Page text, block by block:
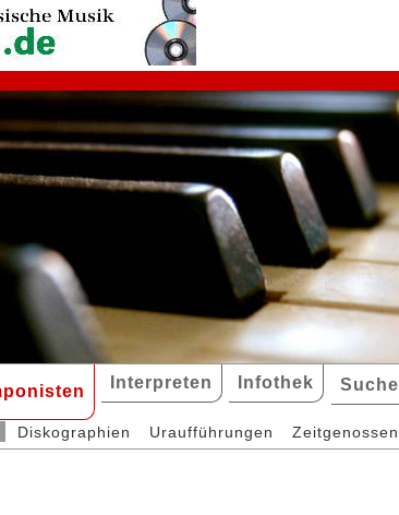
Interpreten Infothek Suche
Diskographien Uraufführungen Zeitgenossen